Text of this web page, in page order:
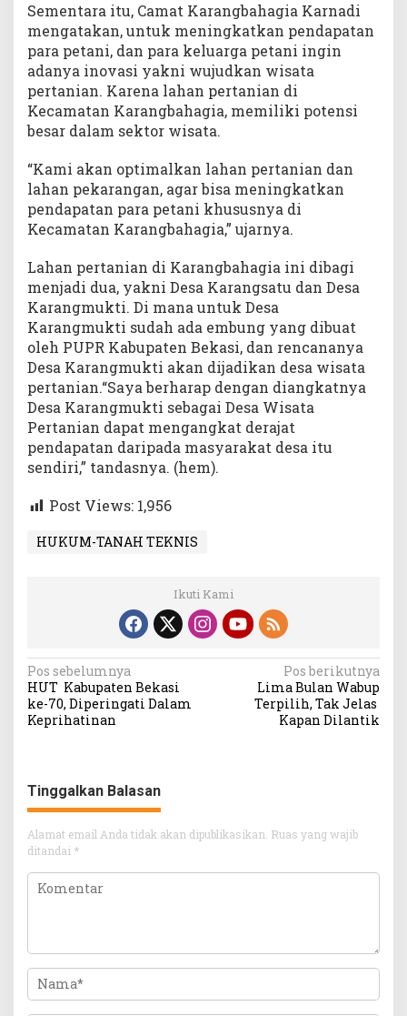
Sementara itu, Camat Karangbahagia Karnadi
mengatakan, untuk meningkatkan pendapatan
para petani, dan para keluarga petani ingin
adanya inovasi yakni wujudkan wisata
pertanian. Karena lahan pertanian di
Kecamatan Karangbahagia, memiliki potensi
besar dalam sektor wisata.
“Kami akan optimalkan lahan pertanian dan
lahan pekarangan, agar bisa meningkatkan
pendapatan para petani khususnya di
Kecamatan Karangbahagia,” ujarnya.
Lahan pertanian di Karangbahagia ini dibagi
menjadi dua, yakni Desa Karangsatu dan Desa
Karangmukti. Di mana untuk Desa
Karangmukti sudah ada embung yang dibuat
oleh PUPR Kabupaten Bekasi, dan rencananya
Desa Karangmukti akan dijadikan desa wisata
pertanian.“Saya berharap dengan diangkatnya
Desa Karangmukti sebagai Desa Wisata
Pertanian dapat mengangkat derajat
pendapatan daripada masyarakat desa itu
sendiri,” tandasnya. (hem).
Post Views: 1,956
HUKUM-TANAH TEKNIS
Ikuti Kami
Navigasi
pos
Pos sebelumnya
HUT Kabupaten Bekasi
ke-70, Diperingati Dalam
Keprihatinan
Pos berikutnya
Lima Bulan Wabup
Terpilih, Tak Jelas
Kapan Dilantik
Tinggalkan Balasan
Alamat email Anda tidak akan dipublikasikan. Ruas yang wajib
ditandai *